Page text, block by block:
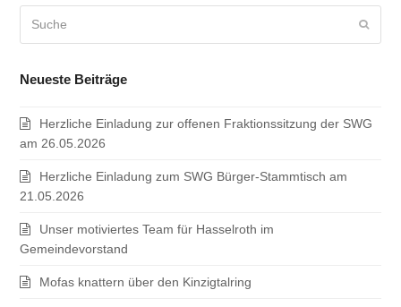
Neueste Beiträge
Herzliche Einladung zur offenen Fraktionssitzung der SWG
am 26.05.2026
Herzliche Einladung zum SWG Bürger-Stammtisch am
21.05.2026
Unser motiviertes Team für Hasselroth im
Gemeindevorstand
Mofas knattern über den Kinzigtalring